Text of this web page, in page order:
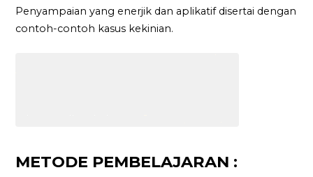
Penyampaian yang enerjik dan aplikatif disertai dengan
contoh-contoh kasus kekinian.
METODE PEMBELAJARAN :